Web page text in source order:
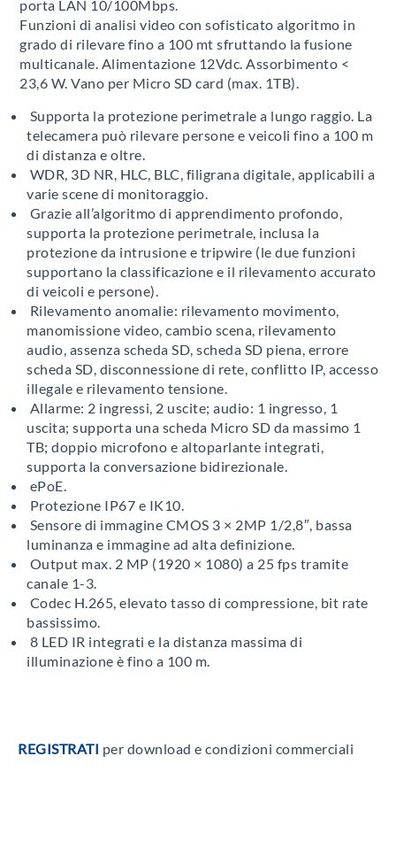
porta LAN 10/100Mbps.
Funzioni di analisi video con sofisticato algoritmo in
grado di rilevare fino a 100 mt sfruttando la fusione
multicanale. Alimentazione 12Vdc. Assorbimento <
23,6 W. Vano per Micro SD card (max. 1TB).
Supporta la protezione perimetrale a lungo raggio. La
telecamera può rilevare persone e veicoli fino a 100 m
di distanza e oltre.
WDR, 3D NR, HLC, BLC, filigrana digitale, applicabili a
varie scene di monitoraggio.
Grazie all’algoritmo di apprendimento profondo,
supporta la protezione perimetrale, inclusa la
protezione da intrusione e tripwire (le due funzioni
supportano la classificazione e il rilevamento accurato
di veicoli e persone).
Rilevamento anomalie: rilevamento movimento,
manomissione video, cambio scena, rilevamento
audio, assenza scheda SD, scheda SD piena, errore
scheda SD, disconnessione di rete, conflitto IP, accesso
illegale e rilevamento tensione.
Allarme: 2 ingressi, 2 uscite; audio: 1 ingresso, 1
uscita; supporta una scheda Micro SD da massimo 1
TB; doppio microfono e altoparlante integrati,
supporta la conversazione bidirezionale.
ePoE.
Protezione IP67 e IK10.
Sensore di immagine CMOS 3 × 2MP 1/2,8″, bassa
luminanza e immagine ad alta definizione.
Output max. 2 MP (1920 × 1080) a 25 fps tramite
canale 1-3.
Codec H.265, elevato tasso di compressione, bit rate
bassissimo.
8 LED IR integrati e la distanza massima di
illuminazione è fino a 100 m.
REGISTRATI per download e condizioni commerciali